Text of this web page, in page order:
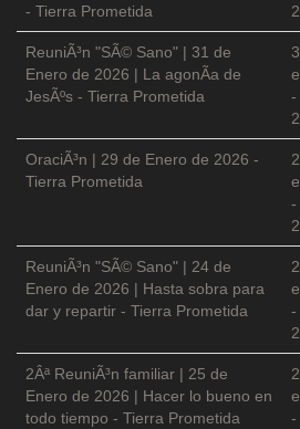
- Tierra Prometida
ReuniÃ³n "SÃ© Sano" | 31 de
Enero de 2026 | La agonÃ­a de
JesÃºs - Tierra Prometida
-
OraciÃ³n | 29 de Enero de 2026 -
Tierra Prometida
-
ReuniÃ³n "SÃ© Sano" | 24 de
Enero de 2026 | Hasta sobra para
dar y repartir - Tierra Prometida
-
2Âª ReuniÃ³n familiar | 25 de
Enero de 2026 | Hacer lo bueno en
todo tiempo - Tierra Prometida
-